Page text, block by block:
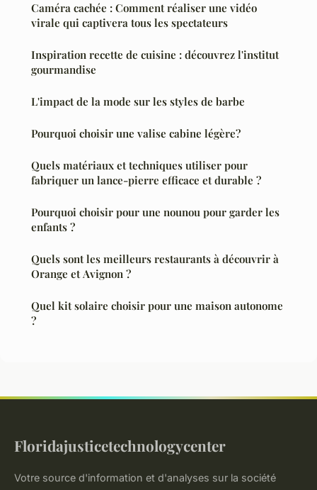
Caméra cachée : Comment réaliser une vidéo
virale qui captivera tous les spectateurs
Inspiration recette de cuisine : découvrez l'institut
gourmandise
L'impact de la mode sur les styles de barbe
Pourquoi choisir une valise cabine légère?
Quels matériaux et techniques utiliser pour
fabriquer un lance-pierre efficace et durable ?
Pourquoi choisir pour une nounou pour garder les
enfants ?
Quels sont les meilleurs restaurants à découvrir à
Orange et Avignon ?
Quel kit solaire choisir pour une maison autonome
?
Floridajusticetechnologycenter
Votre source d'information et d'analyses sur la société